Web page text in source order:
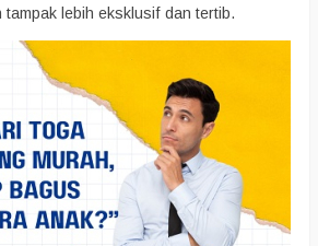
lebih eksklusif dan tertib.